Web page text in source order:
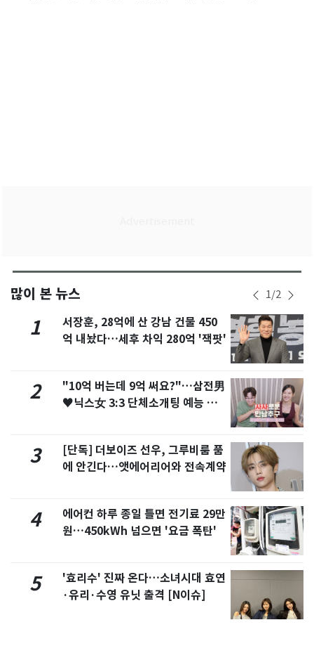
많이 본 뉴스 1/2
1
서장훈, 28억에 산 강남 건물 450
억 내놨다…세후 차익 280억 '잭팟'
2
"10억 버는데 9억 써요?"…삼전男
♥닉스女 3:3 단체소개팅 예능 화
3
[단독] 더보이즈 선우, 그루비룸 품
에 안긴다…앳에어리어와 전속계약
4
에어컨 하루 종일 틀면 전기료 29만
원…450kWh 넘으면 '요금 폭탄'
5
'효리수' 진짜 온다…소녀시대 효연
·유리·수영 유닛 출격 [N이슈]